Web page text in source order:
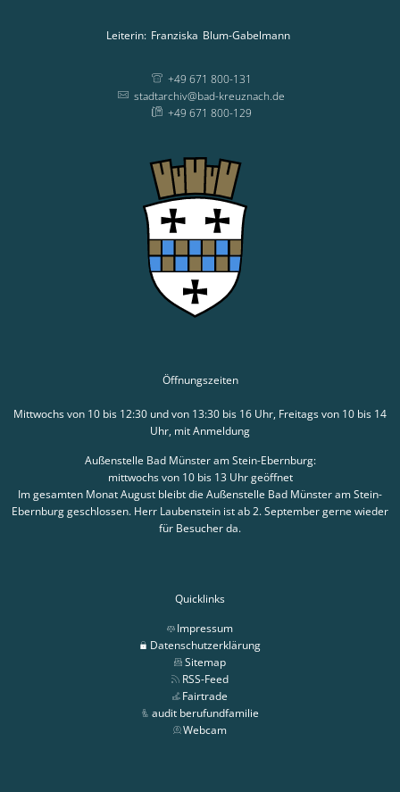
Leiterin: Franziska Blum-Gabelmann
+49 671 800-131
stadtarchiv@bad-kreuznach.de
+49 671 800-129
Öffnungszeiten
Mittwochs von 10 bis 12:30 und von 13:30 bis 16 Uhr, Freitags von 10 bis 14
Uhr, mit Anmeldung
Außenstelle Bad Münster am Stein-Ebernburg:
mittwochs von 10 bis 13 Uhr geöffnet
Im gesamten Monat August bleibt die Außenstelle Bad Münster am Stein-
Ebernburg geschlossen. Herr Laubenstein ist ab 2. September gerne wieder
für Besucher da.
Quicklinks
Impressum
Datenschutzerklärung
Sitemap
RSS-Feed
Fairtrade
audit berufundfamilie
Webcam